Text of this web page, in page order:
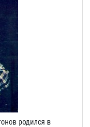
родился в